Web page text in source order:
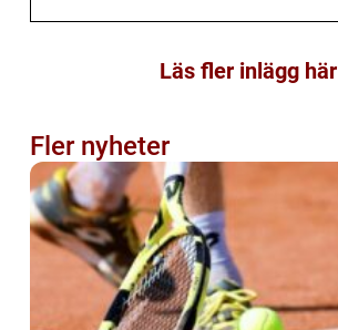
Läs fler inlägg här
Fler nyheter